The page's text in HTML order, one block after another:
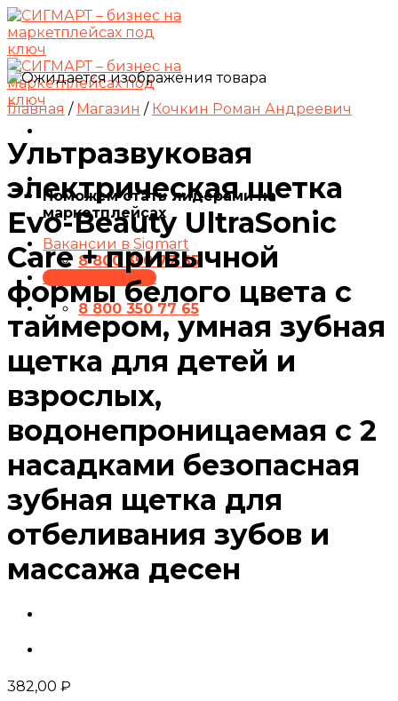
Skip
to
content
Поможем стать лидерами на
маркетплейсах
Вакансии в Sigmart
8 800 350 77 65
ПРЕЗЕНТАЦИЯ
8 800 350 77 65
Главная / Магазин / Кочкин Роман Андреевич
Ультразвуковая
электрическая щетка
Evo-Beauty UltraSonic
Care + привычной
формы белого цвета с
таймером, умная зубная
щетка для детей и
взрослых,
водонепроницаемая с 2
насадками безопасная
зубная щетка для
отбеливания зубов и
массажа десен
382,00 ₽